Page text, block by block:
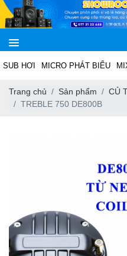
SUB HƠI MICRO PHÁT BIỂU
Trang chủ Sản phẩm CỦ
TREBLE 750 DE800B